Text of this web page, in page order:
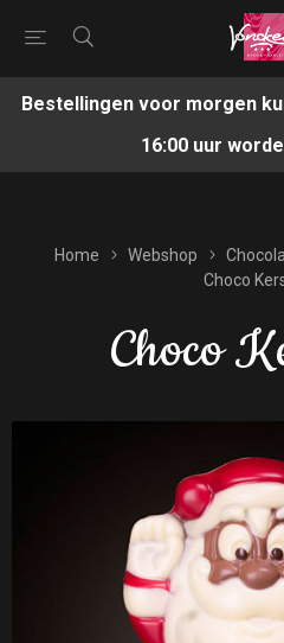
Bestellingen voor morgen
16:00 uur
Home Webshop
Choco
Choco